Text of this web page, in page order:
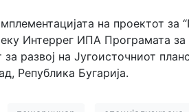
на проектот
Интеррег ИПА Програмата
за развој на Југоисточниот
Република Бугарија.